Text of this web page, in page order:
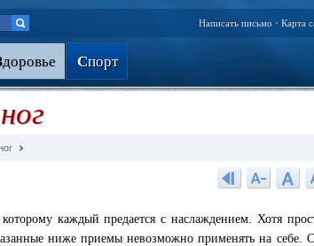
Написать письмо • Карта
доровье Спорт
каждый предается с наслаждением. Хотя
ниже приемы невозможно применять на себе.